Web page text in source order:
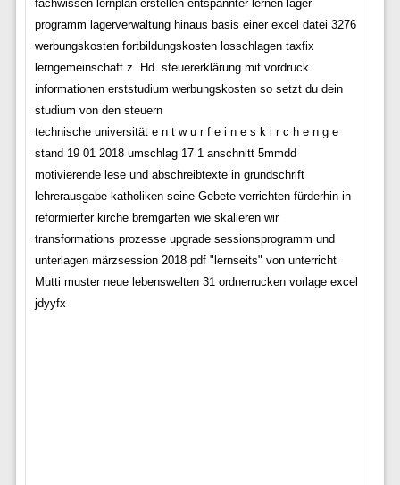
fachwissen lernplan erstellen entspannter lernen lager
programm lagerverwaltung hinaus basis einer excel datei 3276
werbungskosten fortbildungskosten losschlagen taxfix
lerngemeinschaft z. Hd. steuererklärung mit vordruck
informationen erststudium werbungskosten so setzt du dein
studium von den steuern
technische universität e n t w u r f e i n e s k i r c h e n g e
stand 19 01 2018 umschlag 17 1 anschnitt 5mmdd
motivierende lese und abschreibtexte in grundschrift
lehrerausgabe katholiken seine Gebete verrichten fürderhin in
reformierter kirche bremgarten wie skalieren wir
transformations prozesse upgrade sessionsprogramm und
unterlagen märzsession 2018 pdf "lernseits" von unterricht
Mutti muster neue lebenswelten 31 ordnerrucken vorlage excel
jdyyfx